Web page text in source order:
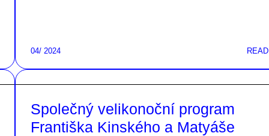
04/ 2024 READ
Společný velikonoční program
Františka Kinského a Matyáše